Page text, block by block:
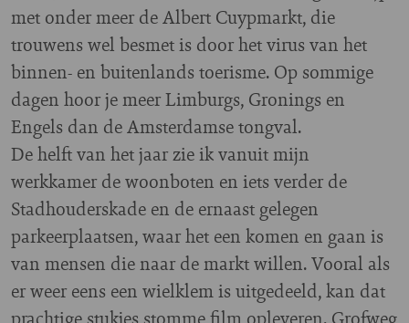
met onder meer de Albert Cuypmarkt, die
trouwens wel besmet is door het virus van het
binnen- en buitenlands toerisme. Op sommige
dagen hoor je meer Limburgs, Gronings en
Engels dan de Amsterdamse tongval.
De helft van het jaar zie ik vanuit mijn
werkkamer de woonboten en iets verder de
Stadhouderskade en de ernaast gelegen
parkeerplaatsen, waar het een komen en gaan is
van mensen die naar de markt willen. Vooral als
er weer eens een wielklem is uitgedeeld, kan dat